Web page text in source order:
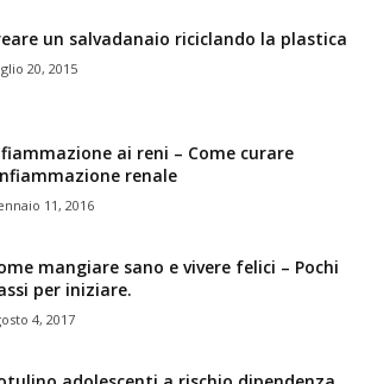
un salvadanaio riciclando la plastica
20, 2015
ai reni – Come curare
renale
11, 2016
mangiare sano e vivere felici – Pochi
per iniziare.
4, 2017